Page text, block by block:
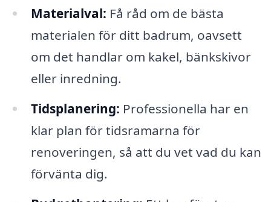
Materialval: Få råd om de bästa
materialen för ditt badrum, oavsett
om det handlar om kakel, bänkskivor
eller inredning.
Tidsplanering: Professionella har en
klar plan för tidsramarna för
renoveringen, så att du vet vad du kan
förvänta dig.